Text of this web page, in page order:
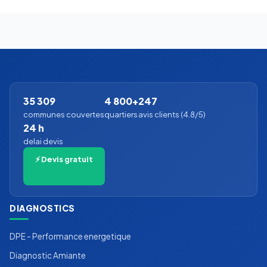
35 309
communes couvertes
4 800+
quartiers
247
avis clients (4.8/5)
24 h
delai devis
⚡ Devis gratuit
DIAGNOSTICS
DPE - Performance energetique
Diagnostic Amiante